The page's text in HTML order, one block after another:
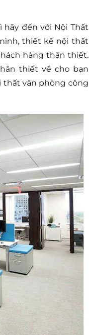
đến với Nội Thất
thiết kế nội thất
hàng thân thiết.
thiết về cho bạn
thất văn phòng công